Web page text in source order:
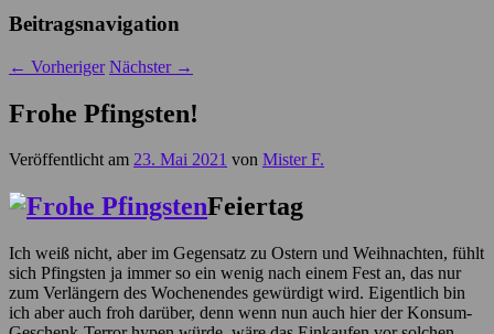
Beitragsnavigation
← Vorheriger Nächster →
Frohe Pfingsten!
Veröffentlicht am 23. Mai 2021 von Mister F.
Feiertag
Ich weiß nicht, aber im Gegensatz zu Ostern und Weihnachten, fühlt
sich Pfingsten ja immer so ein wenig nach einem Fest an, das nur
zum Verlängern des Wochenendes gewürdigt wird. Eigentlich bin
ich aber auch froh darüber, denn wenn nun auch hier der Konsum-